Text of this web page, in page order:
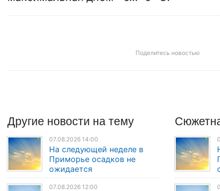
Поделитесь новостью
Другие новости на тему
07.08.2026 14:00
На следующей неделе в
Приморье осадков не
ожидается
07.08.2026 12:00